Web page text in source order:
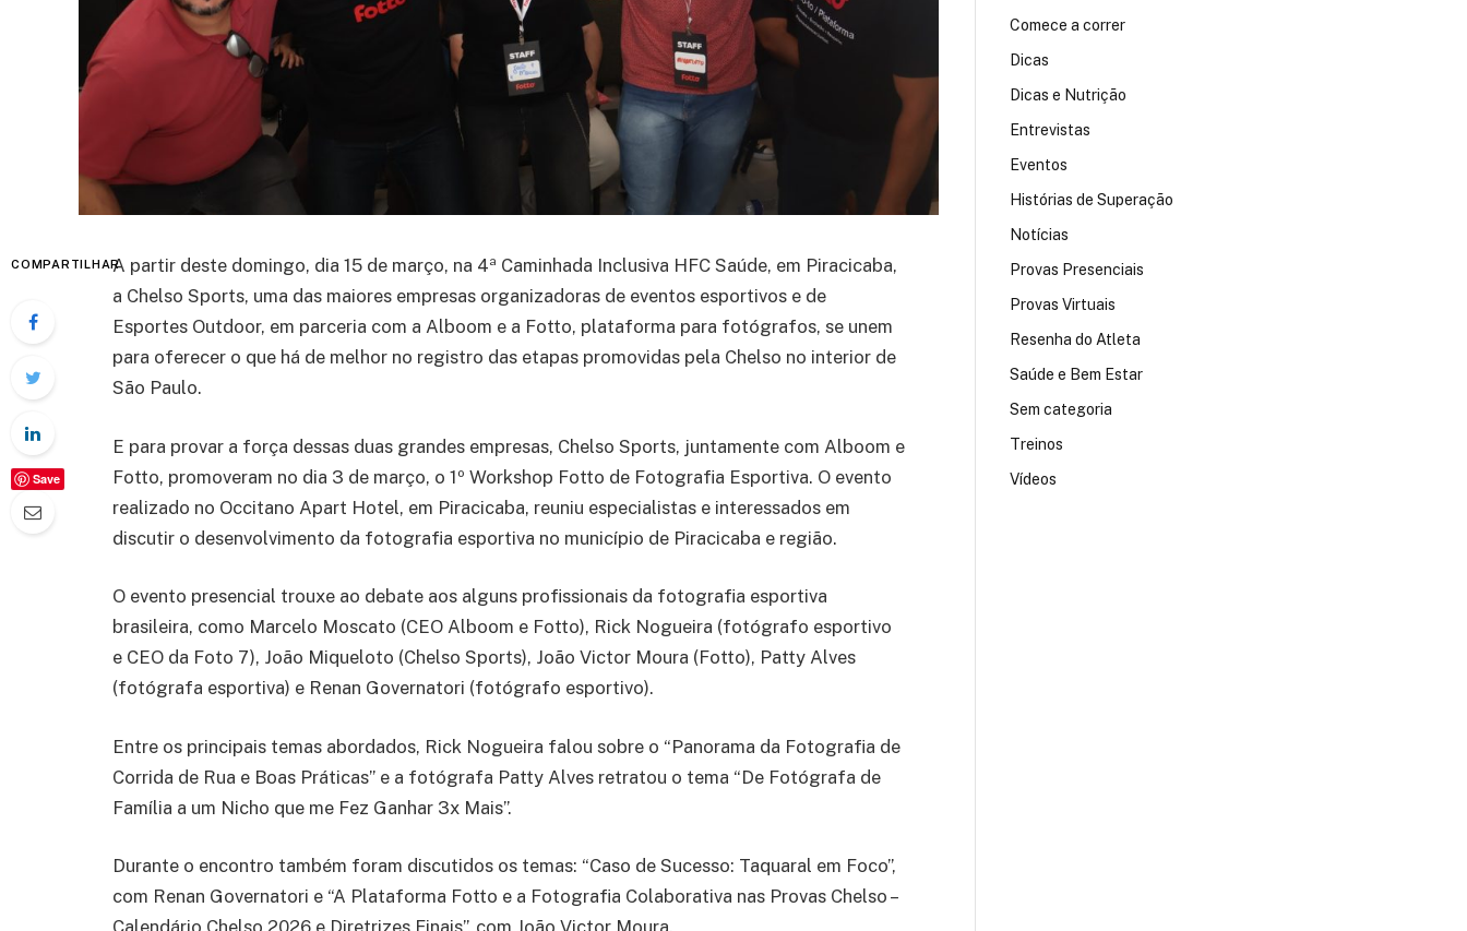
COMPARTILHAR
Save
A partir deste domingo, dia 15 de março, na 4ª Caminhada Inclusiva HFC Saúde, em Piracicaba,
a Chelso Sports, uma das maiores empresas organizadoras de eventos esportivos e de
Esportes Outdoor, em parceria com a Alboom e a Fotto, plataforma para fotógrafos, se unem
para oferecer o que há de melhor no registro das etapas promovidas pela Chelso no interior de
São Paulo.
E para provar a força dessas duas grandes empresas, Chelso Sports, juntamente com Alboom e
Fotto, promoveram no dia 3 de março, o 1º Workshop Fotto de Fotografia Esportiva. O evento
realizado no Occitano Apart Hotel, em Piracicaba, reuniu especialistas e interessados em
discutir o desenvolvimento da fotografia esportiva no município de Piracicaba e região.
O evento presencial trouxe ao debate aos alguns profissionais da fotografia esportiva
brasileira, como Marcelo Moscato (CEO Alboom e Fotto), Rick Nogueira (fotógrafo esportivo
e CEO da Foto 7), João Miqueloto (Chelso Sports), João Victor Moura (Fotto), Patty Alves
(fotógrafa esportiva) e Renan Governatori (fotógrafo esportivo).
Entre os principais temas abordados, Rick Nogueira falou sobre o “Panorama da Fotografia de
Corrida de Rua e Boas Práticas” e a fotógrafa Patty Alves retratou o tema “De Fotógrafa de
Família a um Nicho que me Fez Ganhar 3x Mais”.
Durante o encontro também foram discutidos os temas: “Caso de Sucesso: Taquaral em Foco”,
com Renan Governatori e “A Plataforma Fotto e a Fotografia Colaborativa nas Provas Chelso –
Comece a correr
Dicas
Dicas e Nutrição
Entrevistas
Eventos
Histórias de Superação
Notícias
Provas Presenciais
Provas Virtuais
Resenha do Atleta
Saúde e Bem Estar
Sem categoria
Treinos
Vídeos